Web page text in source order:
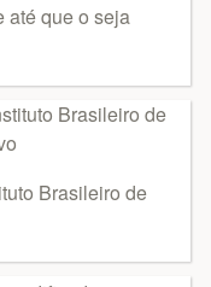
até que o seja
Brasileiro de